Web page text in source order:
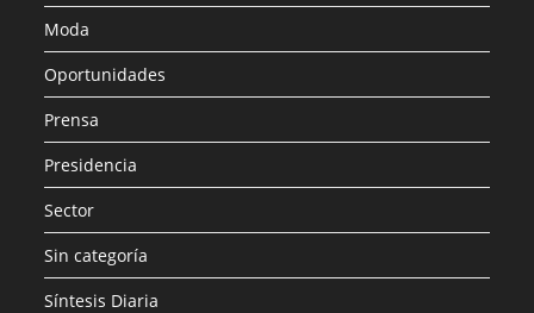
Moda
Oportunidades
Prensa
Presidencia
Sector
Sin categoría
Síntesis Diaria